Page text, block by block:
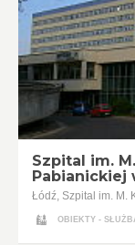
Szpital im.
Pabianickiej
Łódź, Szpital im. M.
OBIEKTY -